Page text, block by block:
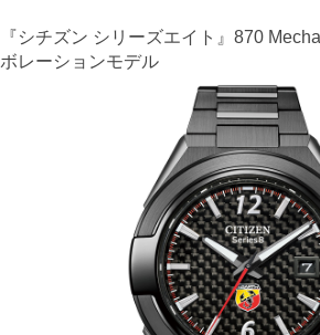
『シチズン シリーズエイト』870
ボレーションモデル